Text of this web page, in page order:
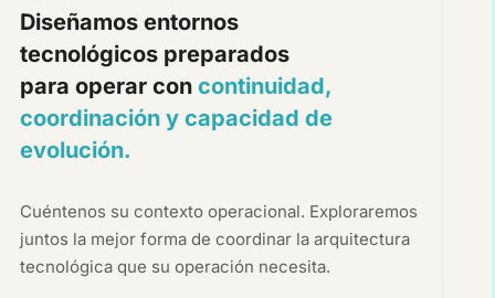
Diseñamos entornos
tecnológicos preparados
para operar con continuidad,
coordinación y capacidad de
evolución.
Cuéntenos su contexto operacional. Exploraremos
juntos la mejor forma de coordinar la arquitectura
tecnológica que su operación necesita.